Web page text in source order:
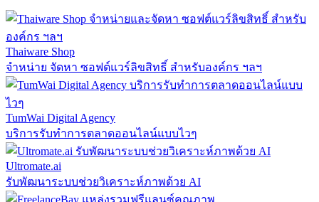
Thaiware Shop
จำหน่าย จัดหา ซอฟต์แวร์ลิขสิทธิ์ สำหรับองค์กร ฯลฯ
TumWai Digital Agency
บริการรับทำการตลาดออนไลน์แบบไวๆ
Ultromate.ai
รับพัฒนาระบบช่วยวิเคราะห์ภาพด้วย AI